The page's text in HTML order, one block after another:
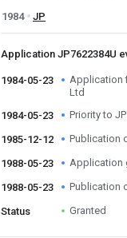
1984
JP
Application JP7622384U
1984-05-23
Application
Ltd
1984-05-23
Priority to
1985-12-12 Publication
1988-05-23 Application
1988-05-23 Publication
Status Granted